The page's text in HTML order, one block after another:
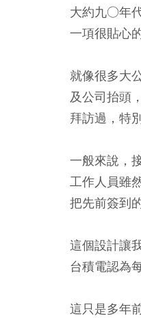
大約九○年
一項很貼心
就像很多大
及公司抬頭
拜訪過，特
一般來說，
工作人員雖
把先前簽到
這個設計讓
台積電認為
這只是多年